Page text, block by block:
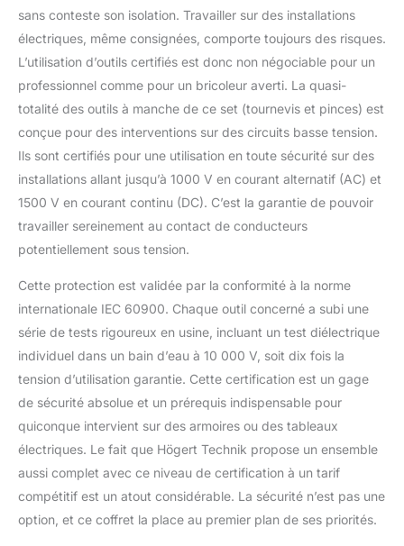
sans conteste son isolation. Travailler sur des installations
électriques, même consignées, comporte toujours des risques.
L’utilisation d’outils certifiés est donc non négociable pour un
professionnel comme pour un bricoleur averti. La quasi-
totalité des outils à manche de ce set (tournevis et pinces) est
conçue pour des interventions sur des circuits basse tension.
Ils sont certifiés pour une utilisation en toute sécurité sur des
installations allant jusqu’à 1000 V en courant alternatif (AC) et
1500 V en courant continu (DC). C’est la garantie de pouvoir
travailler sereinement au contact de conducteurs
potentiellement sous tension.
Cette protection est validée par la conformité à la norme
internationale IEC 60900. Chaque outil concerné a subi une
série de tests rigoureux en usine, incluant un test diélectrique
individuel dans un bain d’eau à 10 000 V, soit dix fois la
tension d’utilisation garantie. Cette certification est un gage
de sécurité absolue et un prérequis indispensable pour
quiconque intervient sur des armoires ou des tableaux
électriques. Le fait que Högert Technik propose un ensemble
aussi complet avec ce niveau de certification à un tarif
compétitif est un atout considérable. La sécurité n’est pas une
option, et ce coffret la place au premier plan de ses priorités.